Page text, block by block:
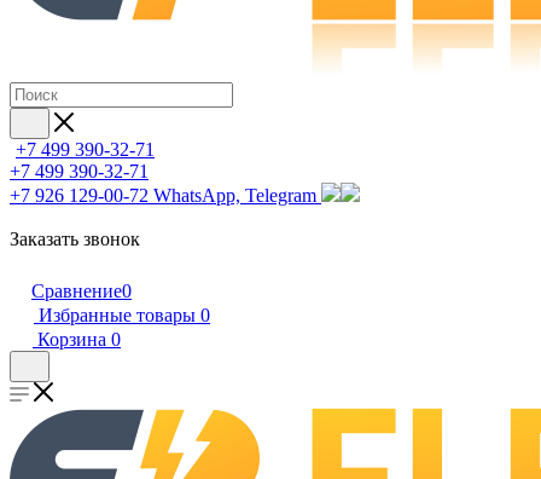
+7 499 390-32-71
+7 499 390-32-71
+7 926 129-00-72 WhatsApp, Telegram
Заказать звонок
Сравнение0
Избранные товары 0
Корзина 0